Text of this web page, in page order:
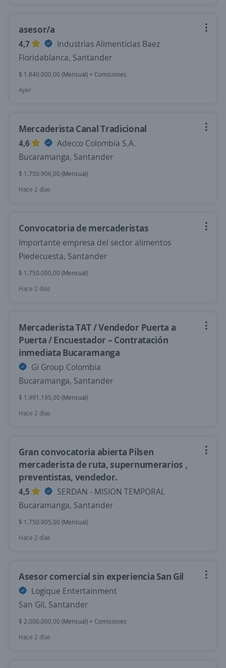
asesor/a
4,7
Industrias Alimenticias Baez
Floridablanca, Santander
$ 1.840.000,00 (Mensual) + Comisiones
Ayer
Mercaderista Canal Tradicional
4,6
Adecco Colombia S.A.
Bucaramanga, Santander
$ 1.750.906,00 (Mensual)
Hace 2 días
Convocatoria de mercaderistas
Importante empresa del sector alimentos
Piedecuesta, Santander
$ 1.750.000,00 (Mensual)
Hace 2 días
Mercaderista TAT / Vendedor Puerta a
Puerta / Encuestador – Contratación
inmediata Bucaramanga
Gi Group Colombia
Bucaramanga, Santander
$ 1.991.195,00 (Mensual)
Hace 2 días
Gran convocatoria abierta Pilsen
mercaderista de ruta, supernumerarios ,
preventistas, vendedor.
4,5
SERDAN - MISION TEMPORAL
Bucaramanga, Santander
$ 1.750.905,00 (Mensual)
Hace 2 días
Asesor comercial sin experiencia San Gil
Logique Entertainment
San Gil, Santander
$ 2.000.000,00 (Mensual) + Comisiones
Hace 2 días